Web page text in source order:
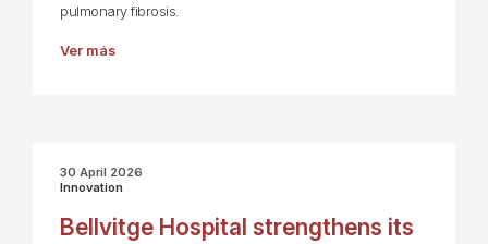
pulmonary fibrosis.
Ver más
30 April 2026
Innovation
Bellvitge Hospital strengthens its